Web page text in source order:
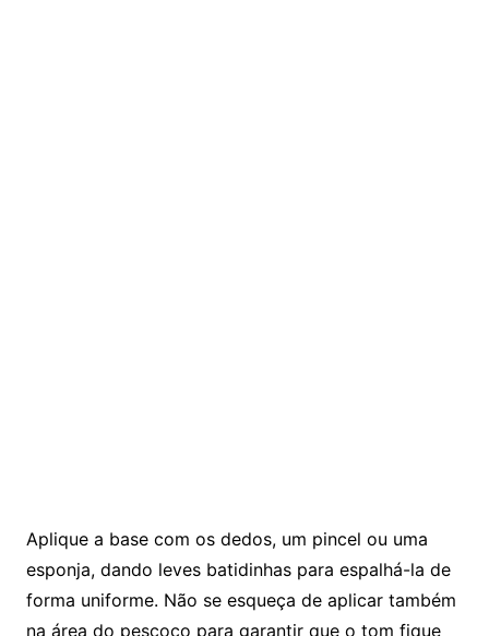
Aplique a base com os dedos, um pincel ou uma
esponja, dando leves batidinhas para espalhá-la de
forma uniforme. Não se esqueça de aplicar também
na área do pescoço para garantir que o tom fique